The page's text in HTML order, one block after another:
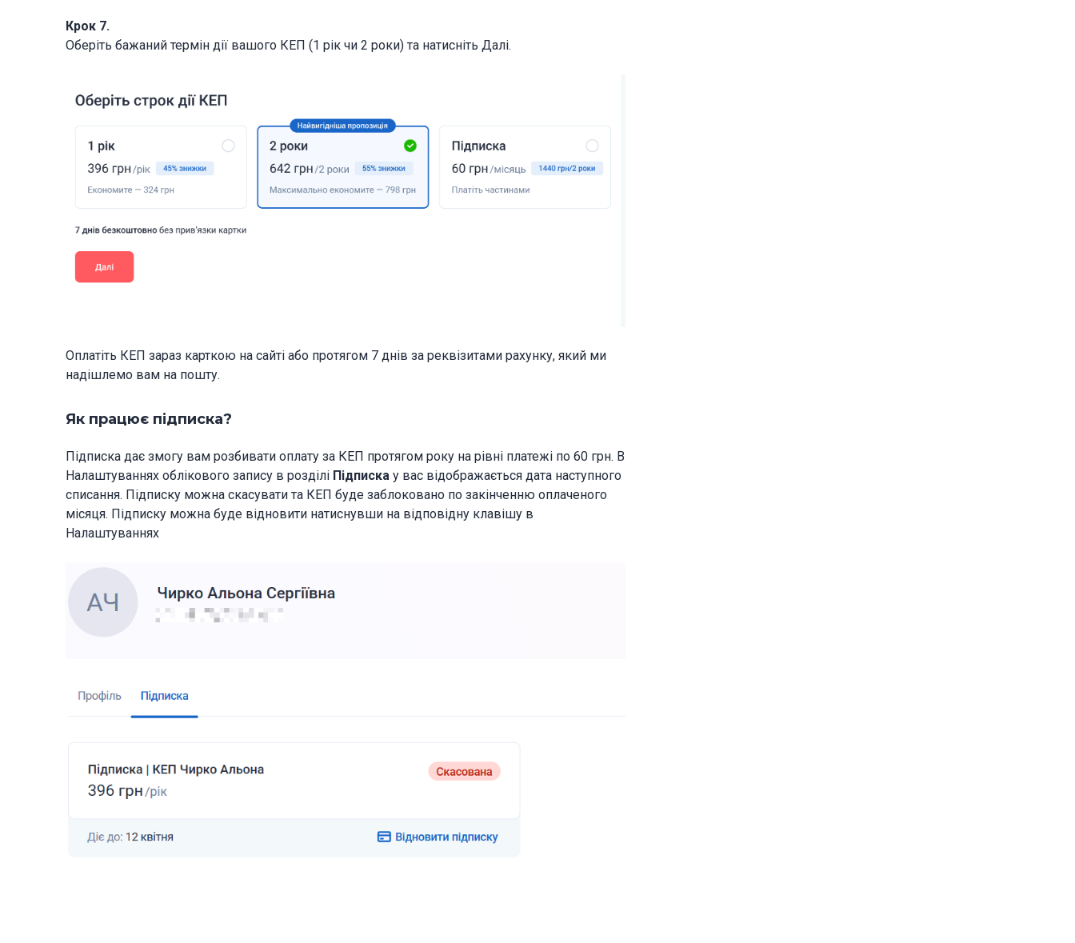
Крок 7.
Оберіть бажаний термін дії вашого КЕП (1 рік чи 2 роки) та натисніть Далі.
Оплатіть КЕП зараз карткою на сайті або протягом 7 днів за реквізитами рахунку, який ми
надішлемо вам на пошту.
Як працює підписка?
Підписка дає змогу вам розбивати оплату за КЕП протягом року на рівні платежі по 60 грн. В
Налаштуваннях облікового запису в розділі Підписка у вас відображається дата наступного
списання. Підписку можна скасувати та КЕП буде заблоковано по закінченню оплаченого
місяця. Підписку можна буде відновити натиснувши на відповідну клавішу в
Налаштуваннях